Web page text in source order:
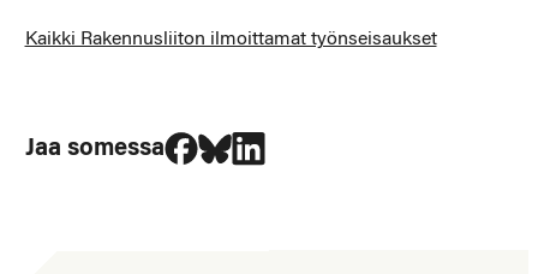
Kaikki Rakennusliiton ilmoittamat työnseisaukset
Jaa somessa
Jaa Facebookissa
Jaa Blueskyssa
Jaa LinkedIn:ssä